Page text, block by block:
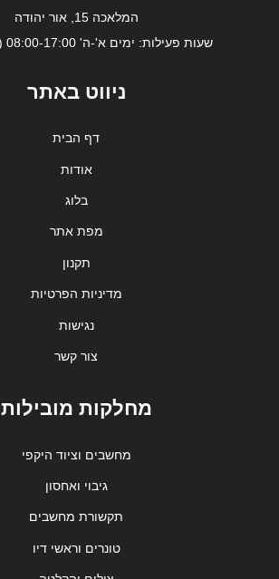
המלאכה 15, אור יהודה
שעות פעילות: ימים א'-ה' 08:00-17:00 (יום ו' סגור)
ניווט באתר
דף הבית
אודות
בלוג
מפת אתר
תקנון
מדיניות הפרטיות
נגישות
צור קשר
מחלקות מובילות
מחשבים וציוד היקפי
גיבוי ואחסון
תקשורת מחשבים
טונרים וראשי דיו